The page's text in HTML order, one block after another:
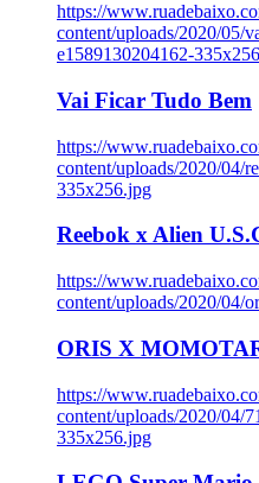
https://
content/uploads/2020/05/
e1589130204162-
Vai Ficar Tudo Bem
https://
content/uploads/2020/04/
335x256.jpg
Reebok x Alien
https://
content/uploads/2020/04/
ORIS X
https://
content/uploads/2020/04/
335x256.jpg